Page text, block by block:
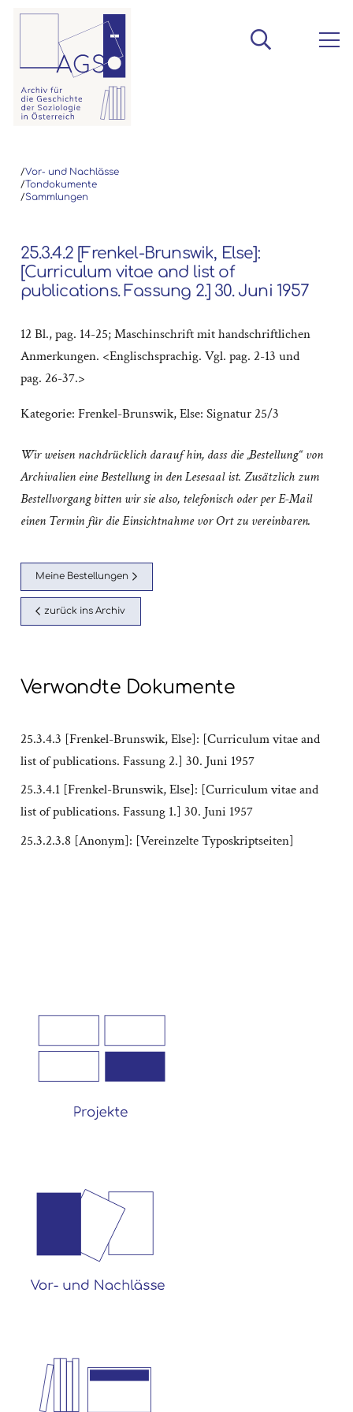
/Vor- und Nachlässe
/Tondokumente
/Sammlungen
25.3.4.2 [Frenkel-Brunswik, Else]:
[Curriculum vitae and list of
publications. Fassung 2.] 30. Juni 1957
12 Bl., pag. 14-25; Maschinschrift mit handschriftlichen
Anmerkungen. <Englischsprachig. Vgl. pag. 2-13 und
pag. 26-37.>
Kategorie: Frenkel-Brunswik, Else: Signatur 25/3
Wir weisen nachdrücklich darauf hin, dass die „Bestellung“ von
Archivalien eine Bestellung in den Lesesaal ist. Zusätzlich zum
Bestellvorgang bitten wir sie also, telefonisch oder per E-Mail
einen Termin für die Einsichtnahme vor Ort zu vereinbaren.
Meine Bestellungen
zurück ins Archiv
Verwandte Dokumente
25.3.4.3 [Frenkel-Brunswik, Else]: [Curriculum vitae and
list of publications. Fassung 2.] 30. Juni 1957
25.3.4.1 [Frenkel-Brunswik, Else]: [Curriculum vitae and
list of publications. Fassung 1.] 30. Juni 1957
25.3.2.3.8 [Anonym]: [Vereinzelte Typoskriptseiten]